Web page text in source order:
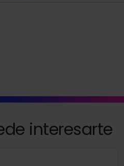
interesarte